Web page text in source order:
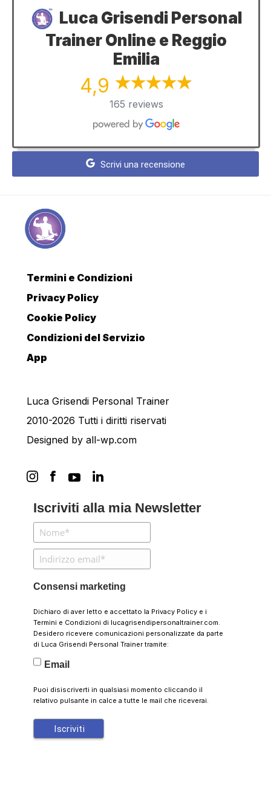
Luca Grisendi Personal
Trainer Online e Reggio
Emilia
4,9
165 reviews
Scrivi una recensione
Termini e Condizioni
Privacy Policy
Cookie Policy
Condizioni del Servizio
App
Luca Grisendi Personal Trainer
2010-2026 Tutti i diritti riservati
Designed by all-wp.com
Iscriviti alla mia Newsletter
Consensi marketing
Dichiaro di aver letto e accettato la Privacy Policye i
Termini e Condizioni di lucagrisendipersonaltrainer.com.
Desidero ricevere comunicazioni personalizzate da parte
di Luca Grisendi Personal Trainer tramite:
Email
Puoi disiscriverti in qualsiasi momento cliccando il
relativo pulsante in calce a tutte le mail che riceverai.